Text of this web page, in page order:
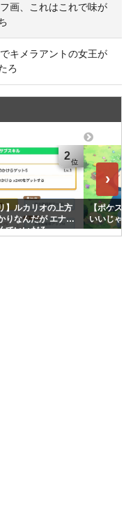
画、これはこれで味が
キメラアントの女王が
ろ
2
】ルカリオの上方
りなんだが エナジ
ていいだろ
【ポケス
いいじゃん
›